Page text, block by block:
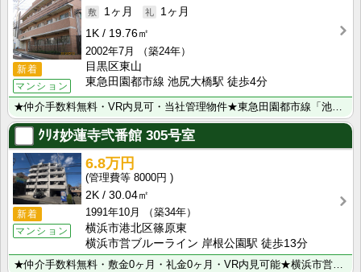
新着
マンション
1ヶ月
1ヶ月
1K
19.76㎡
2002年7月
（築24年）
目黒区東山
東急田園都市線 池尻大橋駅 徒歩4分
ｸﾘｵ妙蓮寺弐番館 305号室
新着
マンション
6.8万円
8000円
2K
30.04㎡
1991年10月
（築34年）
横浜市港北区篠原東
横浜市営ブルーライン 岸根公園駅 徒歩13分
★仲介手数料無料・敷金0ヶ月・礼金0ヶ月・VR内見可能★横浜市営ブルーライン「岸根公園駅」より徒歩1･･･